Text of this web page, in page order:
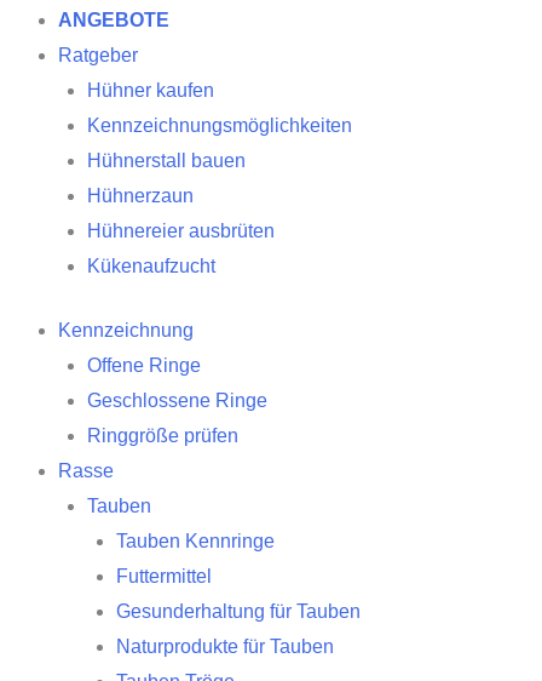
ANGEBOTE
Ratgeber
Hühner kaufen
Kennzeichnungsmöglichkeiten
Hühnerstall bauen
Hühnerzaun
Hühnereier ausbrüten
Kükenaufzucht
Kennzeichnung
Offene Ringe
Geschlossene Ringe
Ringgröße prüfen
Rasse
Tauben
Tauben Kennringe
Futtermittel
Gesunderhaltung für Tauben
Naturprodukte für Tauben